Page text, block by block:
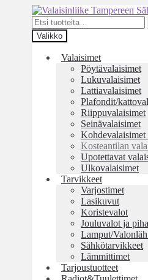
Siirry
navigointiin
Siirry
sisältöön
Etsi:
Valikko
Valaisimet
Pöytävalaisimet
Lukuvalaisimet
Lattiavalaisimet
Plafondit/
Riippuvalaisimet
Seinävalaisimet
Kohdevalaisimet
Kosteantilan
Upotettavat
Ulkovalaisimet
Tarvikkeet
Varjostimet
Lasikuvut
Koristevalot
Jouluvalot ja
Lamput/
Sähkötarvikkeet
Lämmittimet
Tarjoustuotteet